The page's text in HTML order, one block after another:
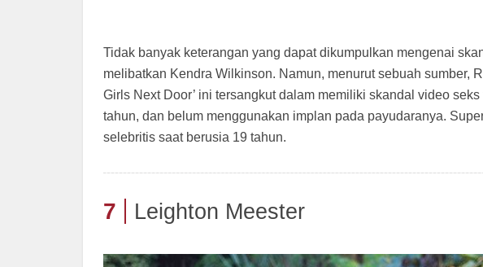
Tidak banyak keterangan yang dapat dikumpulkan mengenai
melibatkan Kendra Wilkinson. Namun, menurut sebuah sumber,
Girls Next Door’ ini tersangkut dalam memiliki skandal video
tahun, dan belum menggunakan implan pada payudaranya.
selebritis saat berusia 19 tahun.
7 Leighton Meester